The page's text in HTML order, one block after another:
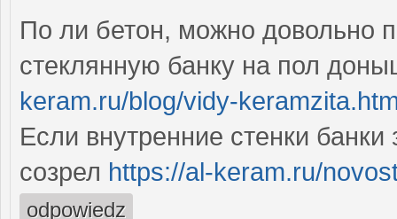
По ли бетон, можно довольно
стеклянную банку на пол
keram.ru/blog/vidy-
Если внутренние стенки
созрел https://al-keram.ru/
odpowiedz